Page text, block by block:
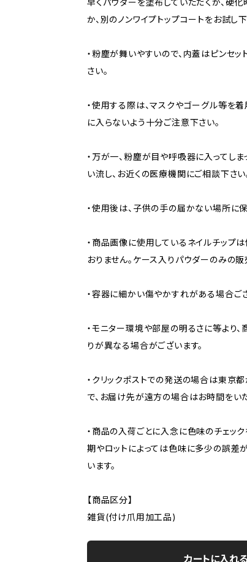
早くパウダーを塗布していただくか、硬
か、別のノンワイプトップコートをお試し下
・粉塵が舞いやすいので、内蓋はピンセッ
さい。
・使用する際は、マスクやゴーグル等を
に入らないよう十分ご注意下さい。
・万が一、粉塵が目や呼吸器に入ってし
い流し、お近くの医療機関にご相談下さい
・使用後は、子供の手の届かない場所に保
・商品画像に使用しているネイルチップ
おりません。ケース入りパウダーのみの販
・容器に細かい傷やかすれがある場合ござ
・モニター環境や部屋の明るさに等より
りが異なる場合がございます。
・クリックポストでの発送の場合は東京
で、お届け先が遠方の場合はお時間をい
・商品の入荷ごとに入念に色味のチェッ
期やロットによっては色味に多少の誤差
います。
【商品区分】
雑貨(付け爪用加工品)
カートに入れる